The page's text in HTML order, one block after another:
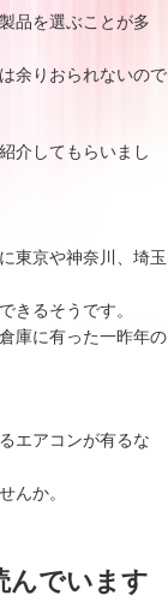
品を選ぶことが多
余りおられないので
介してもらいまし
東京や神奈川、埼玉
きるそうです。
庫に有った一昨年の
エアコンが有るな
んか。
んでいます